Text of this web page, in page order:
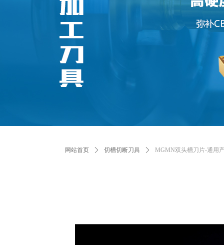
网站首页 ꄲ 切槽切断刀具 ꄲ MGMN双头槽刀片-通用